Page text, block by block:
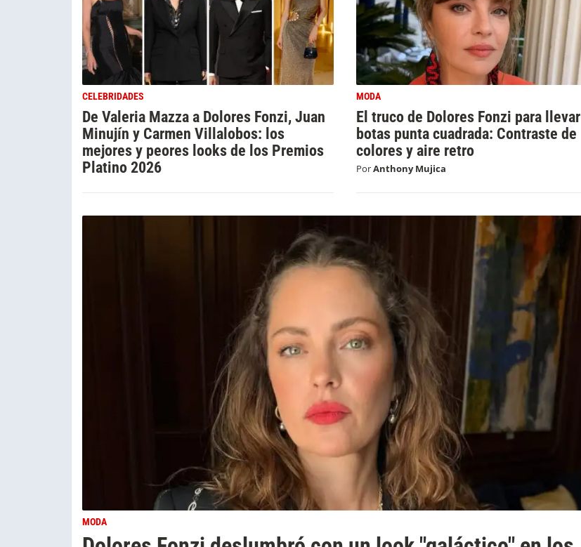
CELEBRIDADES
De Valeria Mazza a Dolores Fonzi, Juan
Minujín y Carmen Villalobos: los
mejores y peores looks de los Premios
Platino 2026
MODA
El truco de Dolores Fonzi para llevar
botas punta cuadrada: Contraste de
colores y aire retro
PorAnthony Mujica
MODA